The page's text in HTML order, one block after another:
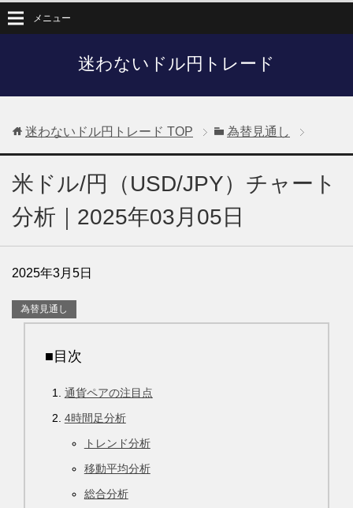
迷わないドル円トレード
メニュー
迷わないドル円トレード TOP 為替見通し
米ドル/円（USD/JPY）チャート
分析｜2025年03月05日
2025年3月5日
為替見通し
■目次
通貨ペアの注目点
4時間足分析
トレンド分析
移動平均分析
総合分析